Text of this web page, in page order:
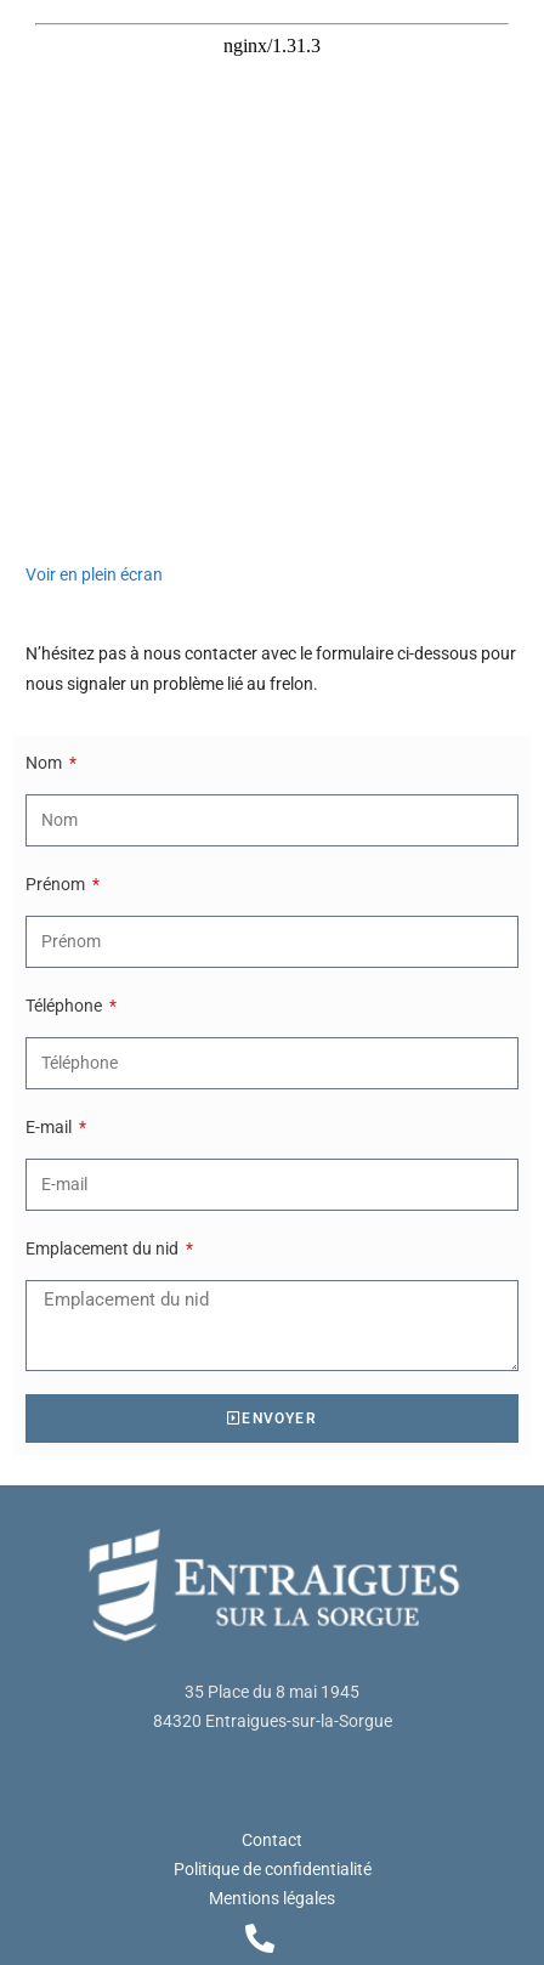
Voir en plein écran
N’hésitez pas à nous contacter avec le formulaire ci-dessous pour
nous signaler un problème lié au frelon.
Nom
Prénom
Téléphone
E-mail
Emplacement du nid
ENVOYER
35 Place du 8 mai 1945
84320 Entraigues-sur-la-Sorgue
Contact
Politique de confidentialité
Mentions légales